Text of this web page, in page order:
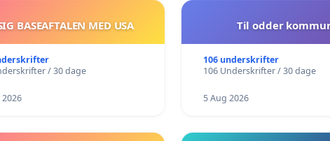
BASEAFTALEN MED USA
/ 30 dage
2026
Til odder
106 underskrifter
106 Underskrifter / 30 dage
5 Aug 2026